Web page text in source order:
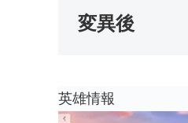
変異後
英雄情報